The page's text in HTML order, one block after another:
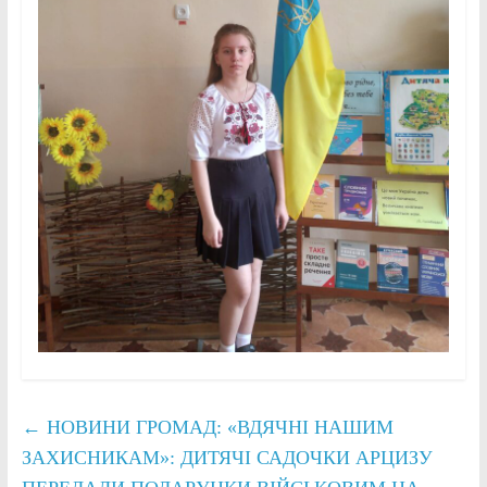
← НОВИНИ ГРОМАД: «ВДЯЧНІ НАШИМ
ЗАХИСНИКАМ»: ДИТЯЧІ САДОЧКИ АРЦИЗУ